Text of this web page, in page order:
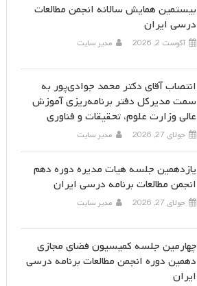
بیستمین همایش سالانه انجمن مطالعات
درسی ایران
آگوست 2, 2026 مدیر سایت
انتصاب آقای دکتر محمد جوادی‌پور به
سمت مدیرکل دفتر برنامه‌ریزی آموزش
عالی وزارت علوم، تحقیقات و فناوری
جولای 27, 2026 مدیر سایت
یازدهمین جلسه هیات مدیره دوره دهم
انجمن مطالعات برنامه درسی ایران
جولای 27, 2026 مدیر سایت
چهارمین جلسه کمیسیون فضای مجازی
دهمین دوره انجمن مطالعات برنامه درسی
ایران